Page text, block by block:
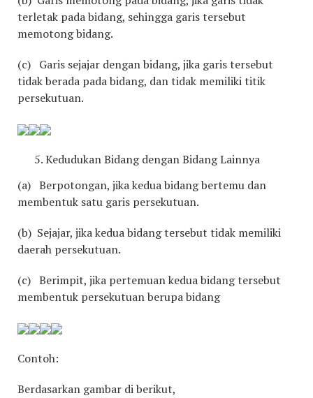
terletak pada bidang, sehingga garis tersebut
memotong bidang.
(c) Garis sejajar dengan bidang, jika garis tersebut
tidak berada pada bidang, dan tidak memiliki titik
persekutuan.
Kedudukan Bidang dengan Bidang Lainnya
(a) Berpotongan, jika kedua bidang bertemu dan
membentuk satu garis persekutuan.
(b) Sejajar, jika kedua bidang tersebut tidak memiliki
daerah persekutuan.
(c) Berimpit, jika pertemuan kedua bidang tersebut
membentuk persekutuan berupa bidang
Contoh:
Berdasarkan gambar di berikut,